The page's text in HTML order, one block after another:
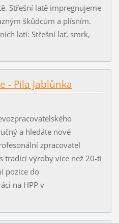
Střešní latě impregnujeme
škůdcům a plísním.
latí: Střešní lať, smrk,
- Pila Jablůnka
a hledáte nové
zpracovatel
tradicí výroby více než 20-ti
pozice do
na HPP v